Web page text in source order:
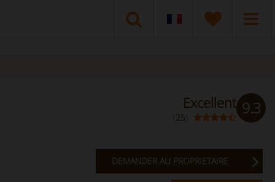
Excellent
(25) 9.3
DEMANDER AU PROPRIETAIRE